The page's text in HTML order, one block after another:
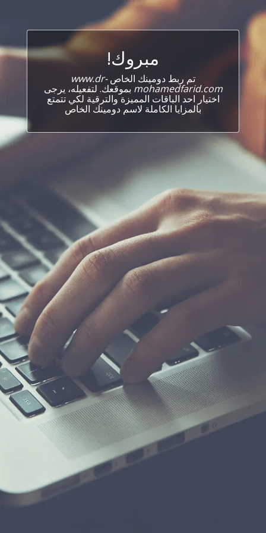
مبروك!
تم ربط دومينك الخاصwww.dr-
mohamedfarid.com بموقعك. لتفعيله، يرجى
اختيار احد الباقات المميزة والترقية لكي تتمتع
بالمزايا الكاملة لاسم دومينك الخاص